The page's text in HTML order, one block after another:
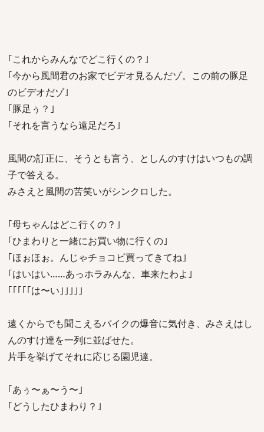
｢これからみんなでどこ行くの？｣
｢今から風間君のお家でビデオ見るんだゾ。この前の豚足
のビデオだゾ｣
｢豚足ぅ？｣
｢それを言うなら遠足だろ｣
風間の訂正に、そうとも言う、としんのすけはいつもの調
子で答える。
みさえと風間の苦笑いがシンクロした。
｢母ちゃんはどこ行くの？｣
｢ひまわりと一緒にお買い物に行くの｣
｢ほぉほぉ。んじゃチョコビ買ってきてね｣
｢はいはい……あっホラみんな、車来たわよ｣
｢｢｢｢｢は〜い｣｣｣｣｣
遠くからでも聞こえるバイクの爆音に気付き、みさえはし
んのすけ達を一列に並ばせた。
片手を挙げてそれに応じる園児達。
｢あぅ〜ぁ〜う〜｣
｢どうしたひまわり？｣